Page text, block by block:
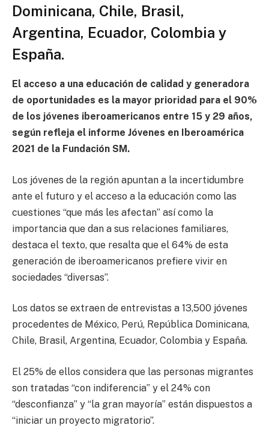
Dominicana, Chile, Brasil,
Argentina, Ecuador, Colombia y
España.
El acceso a una educación de calidad y generadora
de oportunidades es la mayor prioridad para el 90%
de los jóvenes iberoamericanos entre 15 y 29 años,
según refleja el informe Jóvenes en Iberoamérica
2021 de la Fundación SM.
Los jóvenes de la región apuntan a la incertidumbre
ante el futuro y el acceso a la educación como las
cuestiones “que más les afectan” así como la
importancia que dan a sus relaciones familiares,
destaca el texto, que resalta que el 64% de esta
generación de iberoamericanos prefiere vivir en
sociedades “diversas”.
Los datos se extraen de entrevistas a 13,500 jóvenes
procedentes de México, Perú, República Dominicana,
Chile, Brasil, Argentina, Ecuador, Colombia y España.
El 25% de ellos considera que las personas migrantes
son tratadas “con indiferencia” y el 24% con
“desconfianza” y “la gran mayoría” están dispuestos a
“iniciar un proyecto migratorio”.